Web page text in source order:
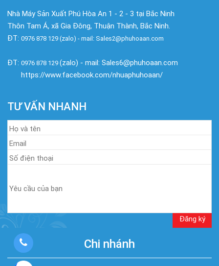
Nhà Máy Sản Xuất Phú Hòa An 1 - 2 - 3 tại Bắc Ninh
Thôn Tam Á, xã Gia Đông, Thuận Thành, Bắc Ninh.
ĐT: 0976 878 129 (zalo) - mail: Sales2@phuhoaan.com
ĐT: 0976 878 129 (zalo) - mail: Sales6@phuhoaan.com
https://www.facebook.com/nhuaphuhoaan/
TƯ VẤN NHANH
Chi nhánh